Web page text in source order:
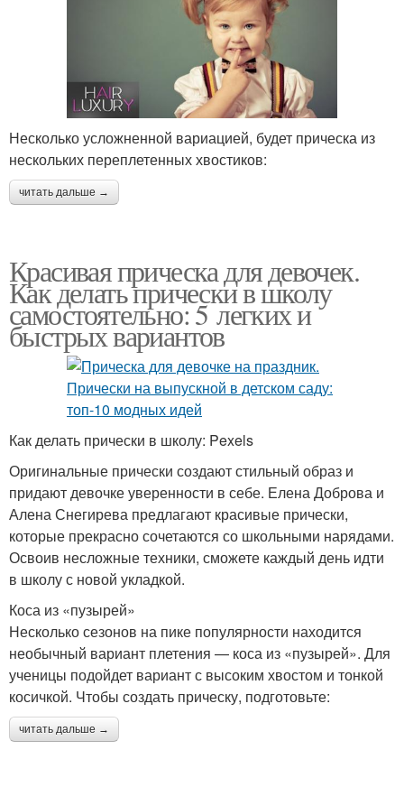
Несколько усложненной вариацией, будет прическа из
нескольких переплетенных хвостиков:
читать дальше →
Красивая прическа для девочек.
Как делать прически в школу
самостоятельно: 5 легких и
быстрых вариантов
Как делать прически в школу: Pexels
Оригинальные прически создают стильный образ и
придают девочке уверенности в себе. Елена Доброва и
Алена Снегирева предлагают красивые прически,
которые прекрасно сочетаются со школьными нарядами.
Освоив несложные техники, сможете каждый день идти
в школу с новой укладкой.
Коса из «пузырей»
Несколько сезонов на пике популярности находится
необычный вариант плетения — коса из «пузырей». Для
ученицы подойдет вариант с высоким хвостом и тонкой
косичкой. Чтобы создать прическу, подготовьте:
читать дальше →